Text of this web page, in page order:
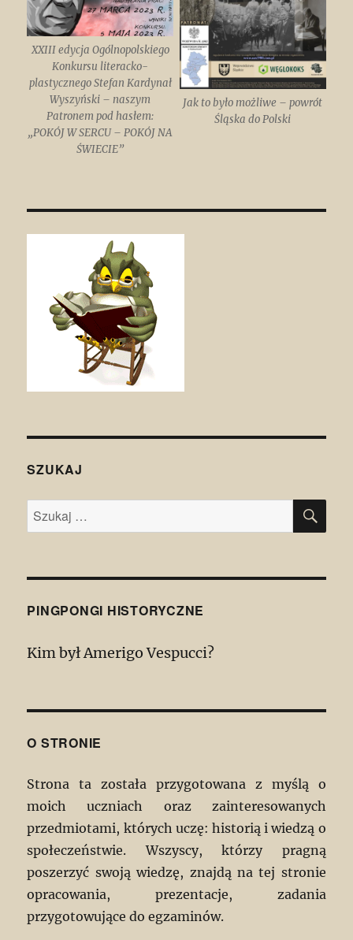
XXIII edycja Ogólnopolskiego
Konkursu literacko-
plastycznego Stefan Kardynał
Wyszyński – naszym
Patronem pod hasłem:
„POKÓJ W SERCU – POKÓJ NA
ŚWIECIE”
Jak to było możliwe – powrót
Śląska do Polski
SZUKAJ
Szukaj:
PINGPONGI HISTORYCZNE
Kim był Amerigo Vespucci?
O STRONIE
Strona ta została przygotowana z myślą o
moich uczniach oraz zainteresowanych
przedmiotami, których uczę: historią i wiedzą o
społeczeństwie. Wszyscy, którzy pragną
poszerzyć swoją wiedzę, znajdą na tej stronie
opracowania, prezentacje, zadania
przygotowujące do egzaminów.